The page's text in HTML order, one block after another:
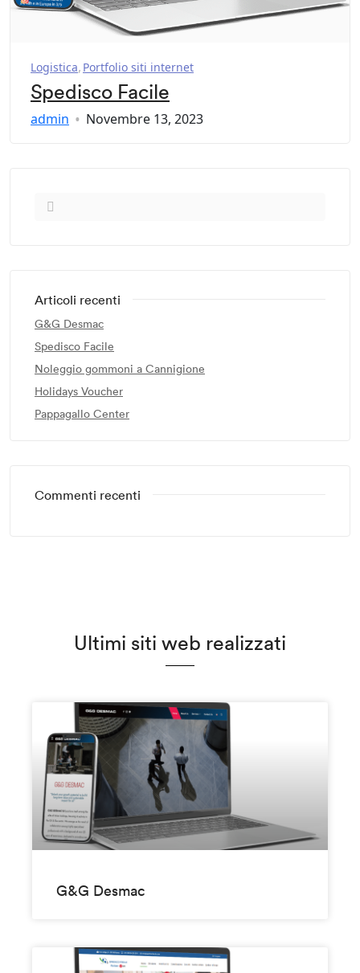
Logistica Portfolio siti internet
Spedisco Facile
admin Novembre 13, 2023
Articoli recenti
G&G Desmac
Spedisco Facile
Noleggio gommoni a Cannigione
Holidays Voucher
Pappagallo Center
Commenti recenti
Ultimi siti web realizzati
G&G Desmac